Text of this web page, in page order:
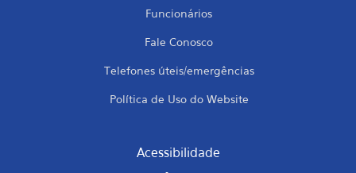
Funcionários
Fale Conosco
Telefones úteis/emergências
Política de Uso do Website
Acessibilidade